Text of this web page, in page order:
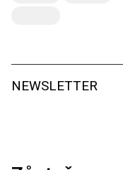
NEWSLETTER